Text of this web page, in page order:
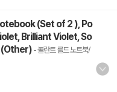
(Set of 2 ), Po
Brilliant Violet, So
- 볼란트 룰드 노트북/